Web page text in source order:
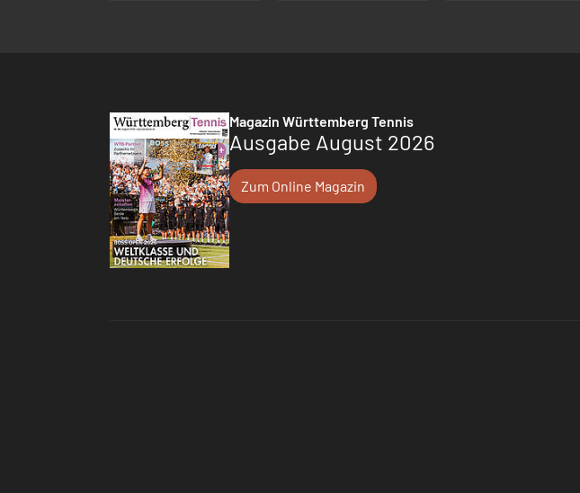
Magazin Württemberg Tennis
Ausgabe August 2026
Zum Online Magazin